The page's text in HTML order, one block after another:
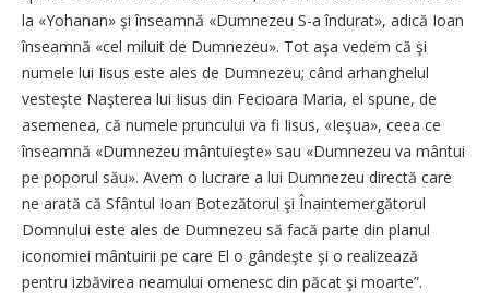
la «Yohanan» şi înseamnă «Dumnezeu S-a îndurat», adică Ioan
înseamnă «cel miluit de Dumnezeu». Tot aşa vedem că şi
numele lui Iisus este ales de Dumnezeu; când arhanghelul
vesteşte Naşterea lui Iisus din Fecioara Maria, el spune, de
asemenea, că numele pruncului va fi Iisus, «Ieşua», ceea ce
înseamnă «Dumnezeu mântuieşte» sau «Dumnezeu va mântui
pe poporul său». Avem o lucrare a lui Dumnezeu directă care
ne arată că Sfântul Ioan Botezătorul şi Înaintemergătorul
Domnului este ales de Dumnezeu să facă parte din planul
iconomiei mântuirii pe care El o gândeşte şi o realizează
pentru izbăvirea neamului omenesc din păcat şi moarte”.